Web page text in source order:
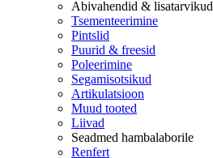
Abivahendid & lisatarvikud
Tsementeerimine
Pintslid
Puurid & freesid
Poleerimine
Segamisotsikud
Artikulatsioon
Muud tooted
Liivad
Seadmed hambalaborile
Renfert